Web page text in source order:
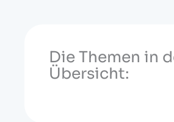
Die Themen in
Übersicht: